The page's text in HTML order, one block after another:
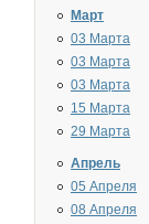
Март
03 Марта
03 Марта
03 Марта
15 Марта
29 Марта
Апрель
05 Апреля
08 Апреля